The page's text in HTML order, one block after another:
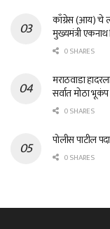
काँग्रेस (आय) चे
मुख्यमंत्री एकनाथ
0 SHARES
मराठवाडा
सर्वात मोठा भूकंप
0 SHARES
पोलीस पाटील
0 SHARES